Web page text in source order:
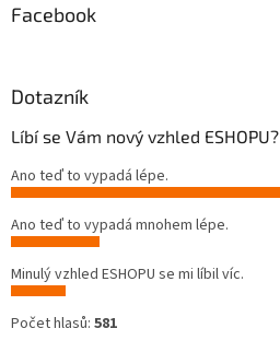
Facebook
Dotazník
Líbí se Vám nový vzhled ESHOPU?
Ano teď to vypadá lépe.
Ano teď to vypadá mnohem lépe.
Minulý vzhled ESHOPU se mi líbil víc.
Počet hlasů: 581